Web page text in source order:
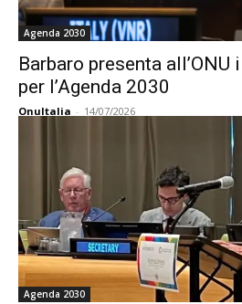
Agenda 2030
Barbaro presenta
per l’Agenda 2030
OnuItalia - 14/07/2026
Agenda 2030